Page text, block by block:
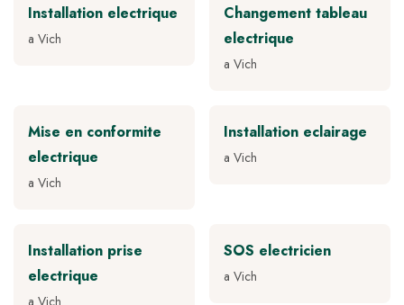
Installation electrique
a Vich
Changement tableau
electrique
a Vich
Mise en conformite
electrique
a Vich
Installation eclairage
a Vich
Installation prise
electrique
SOS electricien
a Vich